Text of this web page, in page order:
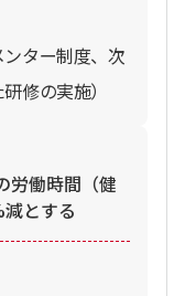
ンター制度、次
修の実施）
労働時間（健
とする